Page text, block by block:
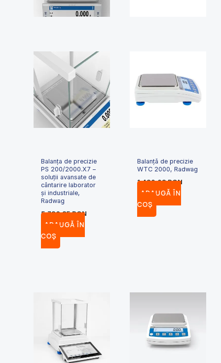
Balanța de precizie
PS 200/2000.X7 –
soluții avansate de
cântarire laborator
și industriale,
Radwag
5,736.85RON
ADAUGĂ ÎN
COȘ
Balanță de precizie
WTC 2000, Radwag
1,420.03RON
ADAUGĂ ÎN
COȘ